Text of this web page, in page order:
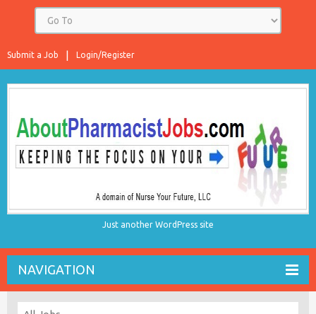
Login/Register
Submit a Job
Just another WordPress site
NAVIGATION